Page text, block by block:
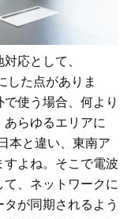
応として、
した点がありま
使う場合、何より
らゆるエリアに
本と違い、東南ア
よね。そこで電波
、ネットワークに
が同期されるよう